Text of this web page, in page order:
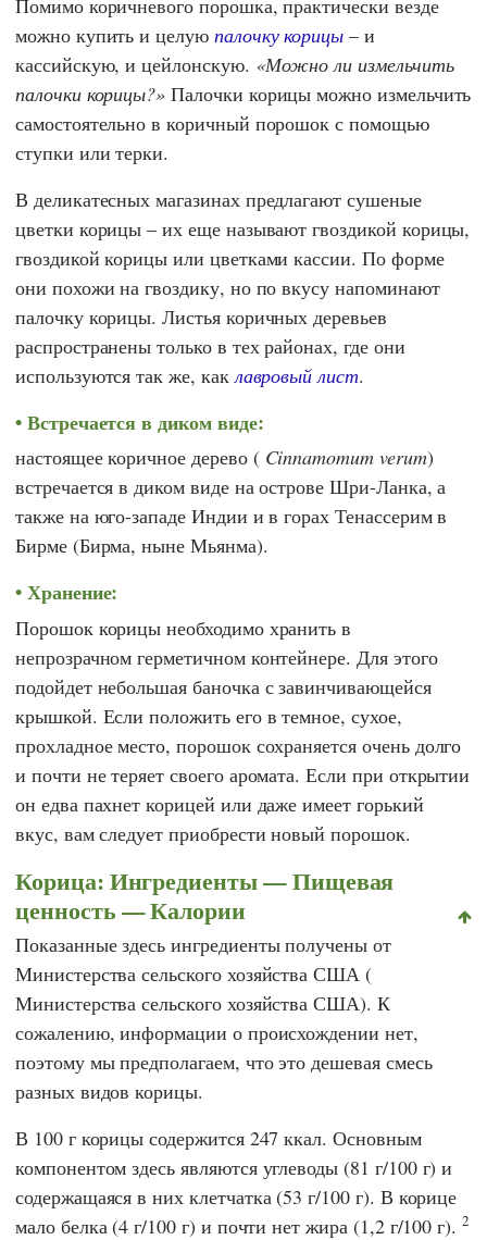
можно купить и целую палочку корицы – и
кассийскую, и цейлонскую.
Можно ли измельчить
палочки корицы? Палочки корицы можно измельчить
самостоятельно в коричный порошок с помощью
ступки или терки.
В деликатесных магазинах предлагают сушеные
цветки корицы – их еще называют гвоздикой корицы,
гвоздикой корицы или цветками кассии. По форме
они похожи на гвоздику, но по вкусу напоминают
палочку корицы. Листья коричных деревьев
распространены только в тех районах, где они
используются так же, как лавровый лист.
Встречается в диком виде:
настоящее коричное дерево ( Cinnamomum verum)
встречается в диком виде на острове Шри-Ланка, а
также на юго-западе Индии и в горах Тенассерим в
Бирме (Бирма, ныне Мьянма).
Хранение:
Порошок корицы необходимо хранить в
непрозрачном герметичном контейнере. Для этого
подойдет небольшая баночка с завинчивающейся
крышкой. Если положить его в темное, сухое,
прохладное место, порошок сохраняется очень долго
и почти не теряет своего аромата. Если при открытии
он едва пахнет корицей или даже имеет горький
вкус, вам следует приобрести новый порошок.
Корица: Ингредиенты — Пищевая
ценность — Калории
Показанные здесь ингредиенты получены от
Министерства сельского хозяйства США (
Министерства сельского хозяйства США). К
сожалению, информации о происхождении нет,
поэтому мы предполагаем, что это дешевая смесь
разных видов корицы.
В 100 г корицы содержится 247 ккал. Основным
компонентом здесь являются углеводы (81 г/100 г) и
содержащаяся в них клетчатка (53 г/100 г). В корице
мало белка (4 г/100 г) и почти нет жира (1,2 г/100 г).2